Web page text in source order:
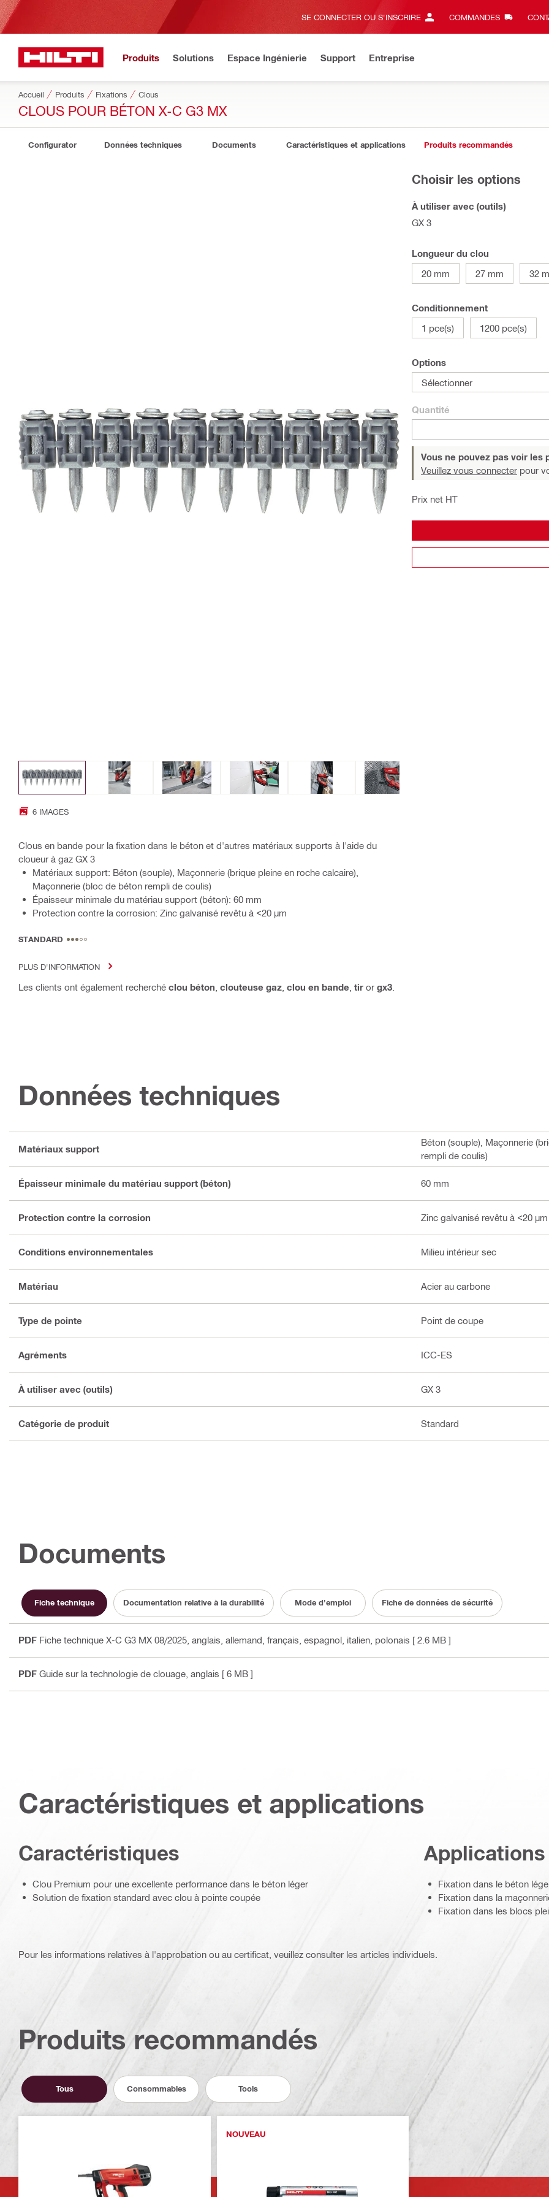
SE CONNECTER OU S'INSCRIRE COMMANDES
Produits Solutions Espace Ingénierie Support Entreprise
Accueil Produits Fixations Clous
CLOUS POUR BÉTON X-C G3 MX
Configurator Données techniques Documents Caractéristiques et applications Produits recommandés
6 IMAGES
Clous en bande pour la fixation dans le béton et d'autres matériaux supports à l'aide du
cloueur à gaz GX 3
Matériaux support: Béton (souple), Maçonnerie (brique pleine en roche calcaire),
Maçonnerie (bloc de béton rempli de coulis)
Épaisseur minimale du matériau support (béton): 60 mm
Protection contre la corrosion: Zinc galvanisé revêtu à <20 µm
STANDARD
PLUS D'INFORMATION
Les clients ont également recherché clou béton clouteuse gaz clou en bande tir or gx3
Choisir les options
À utiliser avec (outils)
GX 3
Longueur du clou
20 mm
27 mm 32
Conditionnement
1 pce(s)
1200 pce(s)
Options
Sélectionner
Quantité
Vous ne pouvez pas voir les
Veuillez vous connecter pour
Prix net HT
Données techniques
Matériaux support
Béton (souple), Maçonnerie
rempli de coulis)
Épaisseur minimale du matériau support (béton) 60 mm
Protection contre la corrosion Zinc galvanisé revêtu à <20 µm
Conditions environnementales Milieu intérieur sec
Matériau Acier au carbone
Type de pointe Point de coupe
Agréments ICC-ES
À utiliser avec (outils) GX 3
Catégorie de produit Standard
Documents
Fiche technique Documentation relative à la durabilité Mode d'emploi Fiche de données de sécurité
PDF Fiche technique X-C G3 MX 08/2025 , anglais, allemand, français, espagnol, italien, polonais [ 2.6 MB ]
PDF Guide sur la technologie de clouage , anglais [ 6 MB ]
Caractéristiques et applications
Caractéristiques
Clou Premium pour une excellente performance dans le béton léger
Solution de fixation standard avec clou à pointe coupée
Applications
Fixation dans le béton
Fixation dans la
Fixation dans les blocs
Pour les informations relatives à l'approbation ou au certificat, veuillez consulter les articles individuels.
Produits recommandés
Tous Consommables Tools
NOUVEAU